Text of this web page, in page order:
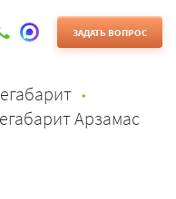
ЗАДАТЬ ВОПРОС
Арзамас